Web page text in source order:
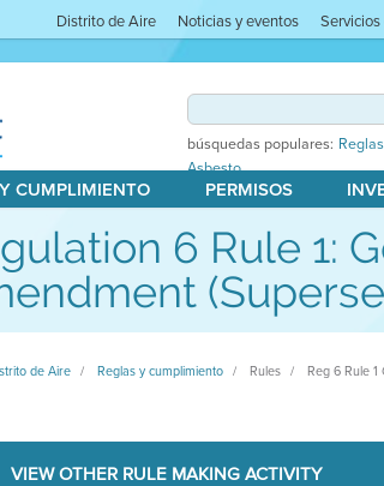
Distrito de Aire Noticias y eventos
búsquedas populares:
Asbesto
CUMPLIMIENTO PERMISOS
6 Rule 1:
de Aire Reglas y cumplimiento Rules Reg 6 Rule
VIEW OTHER RULE MAKING ACTIVITY